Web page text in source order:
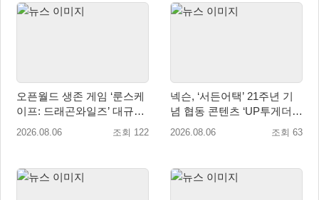
오픈월드 생존 게임 ‘룬스케
이프: 드래곤와일즈’ 대규모
유저 편의성 개선 및 사이드
2026.08.06 조회 122
넥슨, ‘서든어택’ 21주년 기
념 협동 콘텐츠 ‘UP투게더’
업데이트
2026.08.06 조회 63